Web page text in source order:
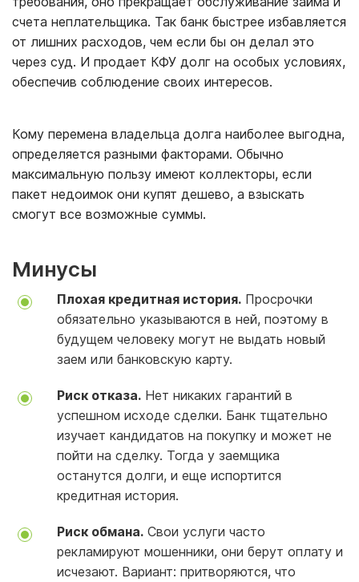
счета неплательщика. Так банк быстрее избавляется
от лишних расходов, чем если бы он делал это
через суд. И продает КФУ долг на особых условиях,
обеспечив соблюдение своих интересов.
Кому перемена владельца долга наиболее выгодна,
определяется разными факторами. Обычно
максимальную пользу имеют коллекторы, если
пакет недоимок они купят дешево, а взыскать
смогут все возможные суммы.
Минусы
Плохая кредитная история. Просрочки
обязательно указываются в ней, поэтому в
будущем человеку могут не выдать новый
заем или банковскую карту.
Риск отказа. Нет никаких гарантий в
успешном исходе сделки. Банк тщательно
изучает кандидатов на покупку и может не
пойти на сделку. Тогда у заемщика
останутся долги, и еще испортится
кредитная история.
Риск обмана. Свои услуги часто
рекламируют мошенники, они берут оплату и
исчезают. Вариант: притворяются, что